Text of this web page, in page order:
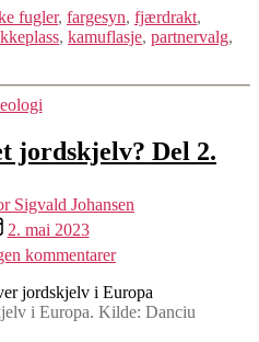
fugler, fargesyn, fjærdrakt,
, kamuflasje, partnervalg,
Kategorier
jordskjelv? Del 2.
Sigvald Johansen
2. mai 2023
kommentarertil
Hva
er
egentlig
i Europa. Kilde: Danciu